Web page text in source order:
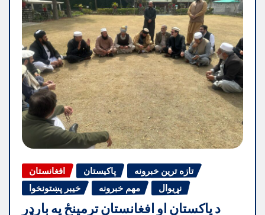
افغانستان پاکیستان
تازه ترین خبرونه
خیبر پښتونخوا
مهم خبرونه نړیوال
د پاکستان او افغانستان ترمینځ په بارډر